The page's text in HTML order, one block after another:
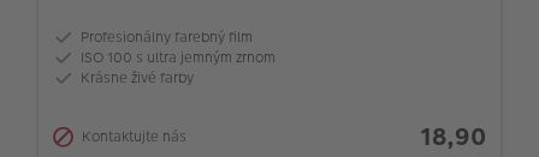
Profesionálny farebný film
ISO 100 s ultra jemným zrnom
Krásne živé farby
Kontaktujte nás 18,90